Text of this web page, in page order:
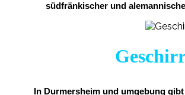
südfränkischer und
In Durmersheim und umgebung